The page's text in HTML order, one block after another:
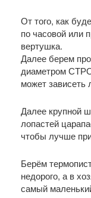
От того, как
по часовой или
вертушка.
Далее берем
диаметром
может зависеть
Далее крупной
лопастей
чтобы лучше
Берём
недорого, а в
самый